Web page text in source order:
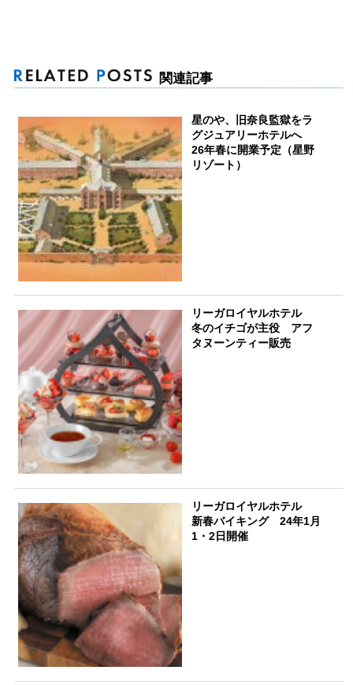
関連記事
星のや、旧奈良監獄をラ
グジュアリーホテルへ
26年春に開業予定（星野
リゾート）
リーガロイヤルホテル
冬のイチゴが主役 アフ
タヌーンティー販売
リーガロイヤルホテル
新春バイキング 24年1月
1・2日開催